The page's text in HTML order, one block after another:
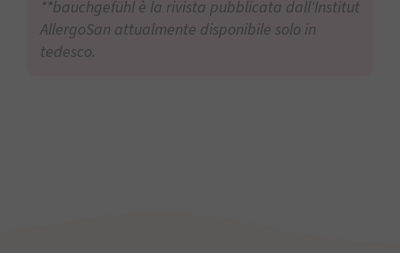
**bauchgefühl è la rivista pubblicata dall'Institut
AllergoSan attualmente disponibile solo in
tedesco.